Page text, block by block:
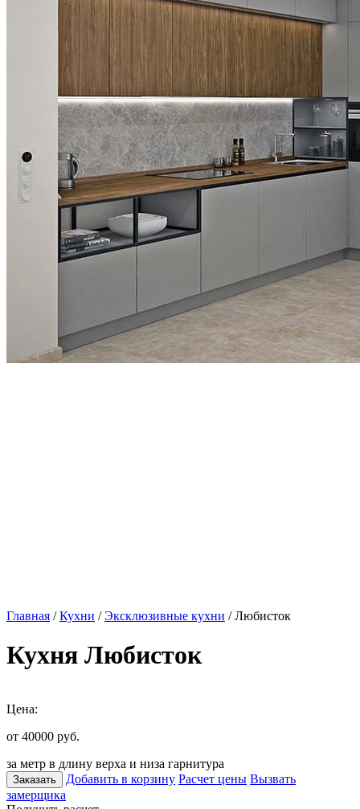
Главная /Кухни /Эксклюзивные кухни / Любисток
Кухня Любисток
Цена:
от 40000 руб.
за метр в длину верха и низа гарнитура
Заказать Добавить в корзину Расчет цены Вызвать
замерщика